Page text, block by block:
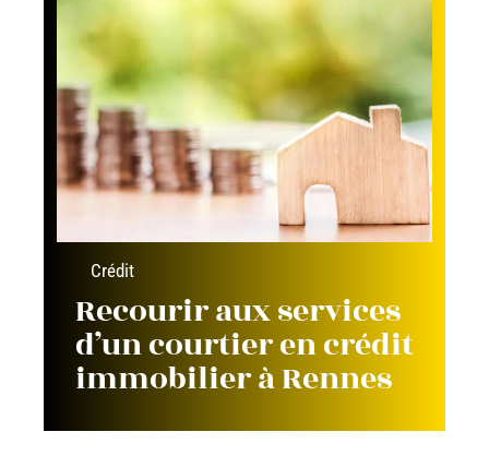
Crédit
Recourir aux services
d’un courtier en crédit
immobilier à Rennes